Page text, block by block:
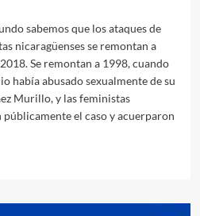
sabemos que los ataques de
nicaragüenses se remontan a
Se remontan a 1998, cuando
había abusado sexualmente de su
Murillo, y las feministas
el caso y acuerparon